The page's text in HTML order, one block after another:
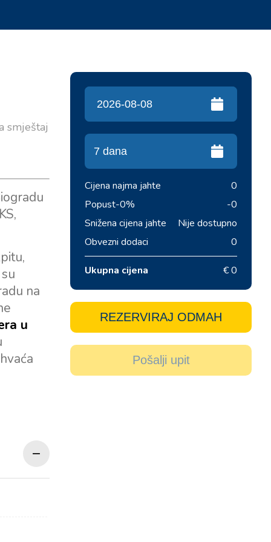
smještaj
na
u
Cijena najma jahte
0
Popust-0%
-0
Snižena cijena jahte
Nije dostupno
Obvezni dodaci
0
Ukupna cijena € 0
REZERVIRAJ ODMAH
Pošalji upit